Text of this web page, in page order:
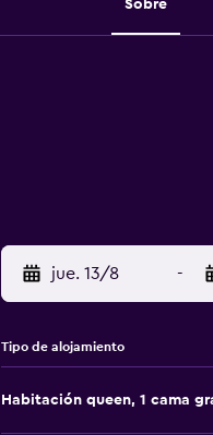
Sobre
jue. 13/8 -
Tipo de alojamiento
Habitación queen, 1 cama